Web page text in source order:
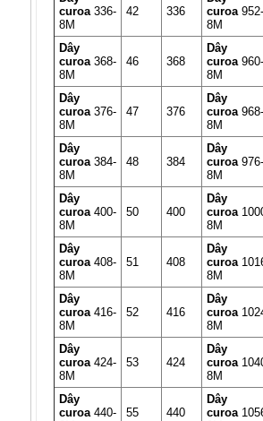
curoa 336-
8M
42 336
curoa 952-
8M
Dây
curoa 368-
8M
46 368
Dây
curoa 960-
8M
Dây
curoa 376-
8M
47 376
Dây
curoa 968-
8M
Dây
curoa 384-
8M
48 384
Dây
curoa 976-
8M
Dây
curoa 400-
8M
50 400
Dây
curoa
8M
Dây
curoa 408-
8M
51 408
Dây
curoa
8M
Dây
curoa 416-
8M
52 416
Dây
curoa
8M
Dây
curoa 424-
8M
53 424
Dây
curoa
8M
Dây
curoa 440-
55 440
Dây
curoa